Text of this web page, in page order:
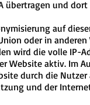
übertragen und
auf
oder in
wird die volle IP-
Website aktiv. Im
durch die
und der